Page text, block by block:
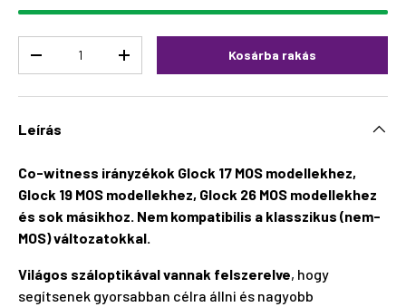
+ Kosárba rakás
Leírás
Co-witness irányzékok Glock 17 MOS modellekhez,
Glock 19 MOS modellekhez, Glock 26 MOS modellekhez
és sok másikhoz. Nem kompatibilis a klasszikus (nem-
MOS) változatokkal.
Világos száloptikával vannak felszerelve, hogy
segítsenek gyorsabban célra állni és nagyobb